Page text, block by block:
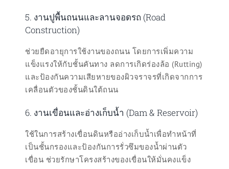
5. งานปูพื้นถนนและลานจอดรถ (Road
Construction)
ช่วยยืดอายุการใช้งานของถนน โดยการเพิ่มความ
แข็งแรงให้กับชั้นคันทาง ลดการเกิดร่องล้อ (Rutting)
และป้องกันความเสียหายของผิวจราจรที่เกิดจากการ
เคลื่อนตัวของชั้นดินใต้ถนน
6. งานเขื่อนและอ่างเก็บน้ำ (Dam & Reservoir)
ใช้ในการสร้างเขื่อนดินหรืออ่างเก็บน้ำเพื่อทำหน้าที่
เป็นชั้นกรองและป้องกันการรั่วซึมของน้ำผ่านตัว
เขื่อน ช่วยรักษาโครงสร้างของเขื่อนให้มั่นคงแข็ง